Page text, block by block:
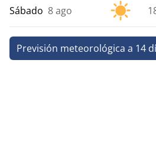
Sábado 8 ago
Previsión meteorológica a 14